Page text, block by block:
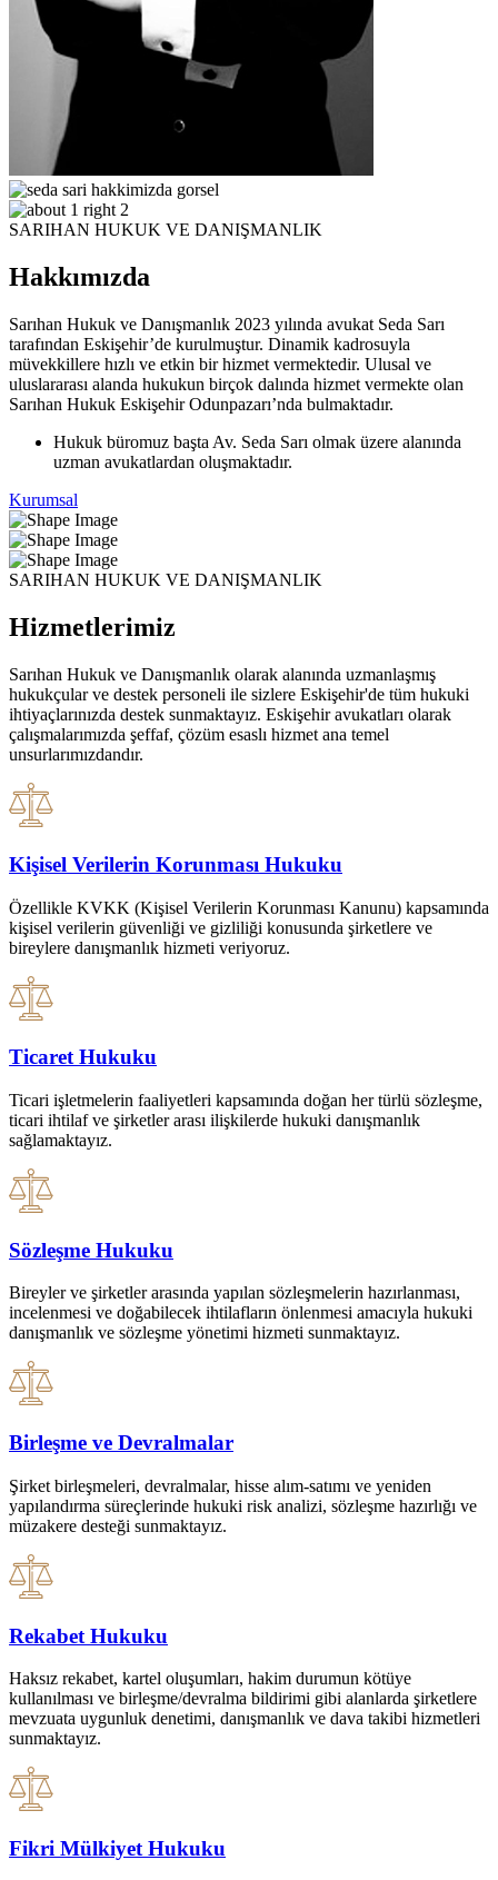
SARIHAN HUKUK VE DANIŞMANLIK
Hakkımızda
Sarıhan Hukuk ve Danışmanlık 2023 yılında avukat Seda Sarı
tarafından Eskişehir’de kurulmuştur. Dinamik kadrosuyla
müvekkillere hızlı ve etkin bir hizmet vermektedir. Ulusal ve
uluslararası alanda hukukun birçok dalında hizmet vermekte olan
Sarıhan Hukuk Eskişehir Odunpazarı’nda bulmaktadır.
Hukuk büromuz başta Av. Seda Sarı olmak üzere alanında
uzman avukatlardan oluşmaktadır.
Kurumsal
SARIHAN HUKUK VE DANIŞMANLIK
Hizmetlerimiz
Sarıhan Hukuk ve Danışmanlık olarak alanında uzmanlaşmış
hukukçular ve destek personeli ile sizlere Eskişehir'de tüm hukuki
ihtiyaçlarınızda destek sunmaktayız. Eskişehir avukatları olarak
çalışmalarımızda şeffaf, çözüm esaslı hizmet ana temel
unsurlarımızdandır.
Kişisel Verilerin Korunması Hukuku
Özellikle KVKK (Kişisel Verilerin Korunması Kanunu) kapsamında
kişisel verilerin güvenliği ve gizliliği konusunda şirketlere ve
bireylere danışmanlık hizmeti veriyoruz.
Ticaret Hukuku
Ticari işletmelerin faaliyetleri kapsamında doğan her türlü sözleşme,
ticari ihtilaf ve şirketler arası ilişkilerde hukuki danışmanlık
sağlamaktayız.
Sözleşme Hukuku
Bireyler ve şirketler arasında yapılan sözleşmelerin hazırlanması,
incelenmesi ve doğabilecek ihtilafların önlenmesi amacıyla hukuki
danışmanlık ve sözleşme yönetimi hizmeti sunmaktayız.
Birleşme ve Devralmalar
Şirket birleşmeleri, devralmalar, hisse alım-satımı ve yeniden
yapılandırma süreçlerinde hukuki risk analizi, sözleşme hazırlığı ve
müzakere desteği sunmaktayız.
Rekabet Hukuku
Haksız rekabet, kartel oluşumları, hakim durumun kötüye
kullanılması ve birleşme/devralma bildirimi gibi alanlarda şirketlere
mevzuata uygunluk denetimi, danışmanlık ve dava takibi hizmetleri
sunmaktayız.
Fikri Mülkiyet Hukuku